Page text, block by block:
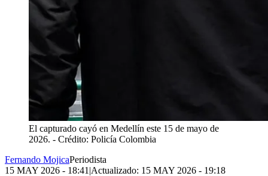
El capturado cayó en Medellín este 15 de mayo de
2026. - Crédito: Policía Colombia
Fernando MojicaPeriodista
15 MAY 2026 - 18:41 |Actualizado: 15 MAY 2026 - 19:18